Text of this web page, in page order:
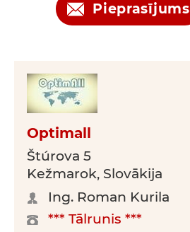
Pieprasījums
Optimall
Štúrova 5
Kežmarok, Slovākija
Ing. Roman Kurila
*** Tālrunis ***